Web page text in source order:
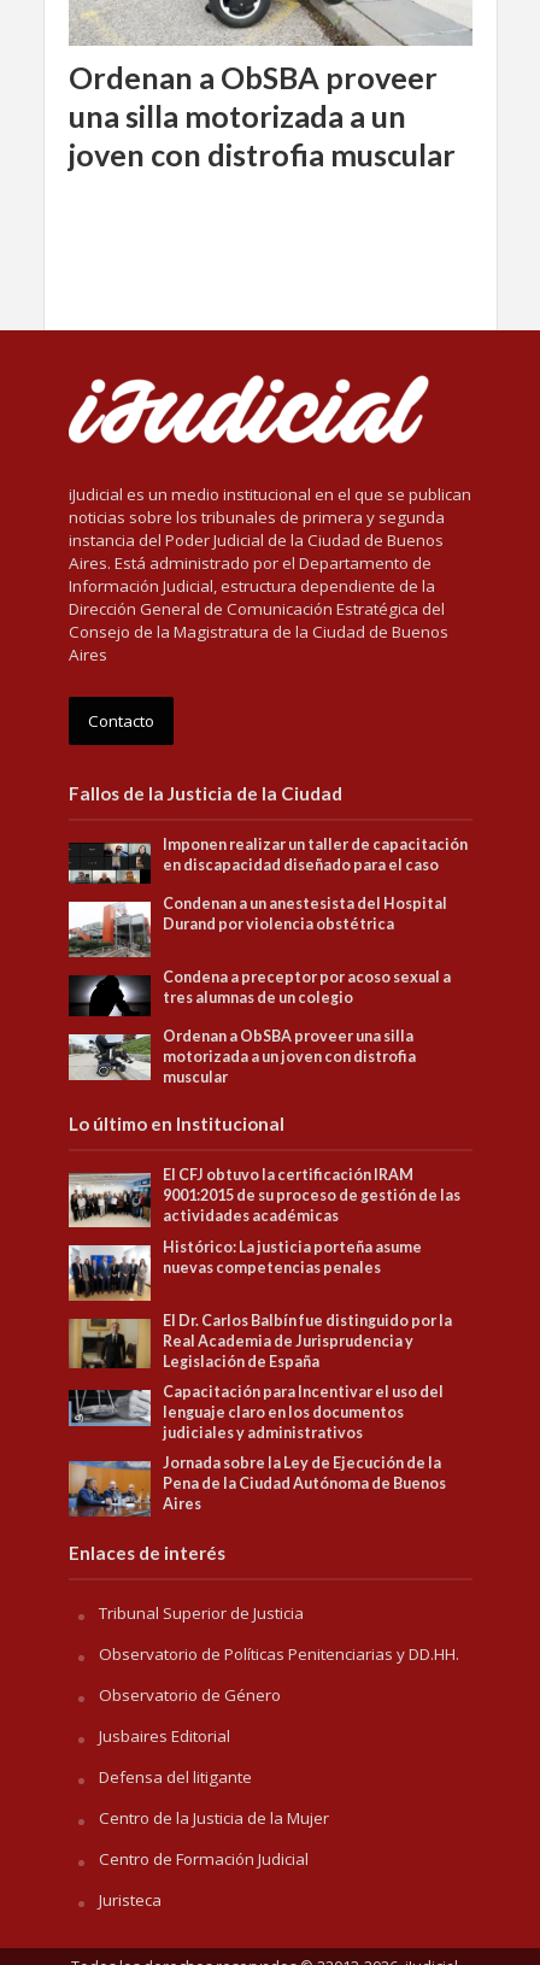
Ordenan a ObSBA proveer
una silla motorizada a un
joven con distrofia muscular
iJudicial es un medio institucional en el que se publican
noticias sobre los tribunales de primera y segunda
instancia del Poder Judicial de la Ciudad de Buenos
Aires. Está administrado por el Departamento de
Información Judicial, estructura dependiente de la
Dirección General de Comunicación Estratégica del
Consejo de la Magistratura de la Ciudad de Buenos
Aires
Contacto
Fallos de la Justicia de la Ciudad
Imponen realizar un taller de capacitación
en discapacidad diseñado para el caso
Condenan a un anestesista del Hospital
Durand por violencia obstétrica
Condena a preceptor por acoso sexual a
tres alumnas de un colegio
Ordenan a ObSBA proveer una silla
motorizada a un joven con distrofia
muscular
Lo último en Institucional
El CFJ obtuvo la certificación IRAM
9001:2015 de su proceso de gestión de las
actividades académicas
Histórico: La justicia porteña asume
nuevas competencias penales
El Dr. Carlos Balbín fue distinguido por la
Real Academia de Jurisprudencia y
Legislación de España
Capacitación para Incentivar el uso del
lenguaje claro en los documentos
judiciales y administrativos
Jornada sobre la Ley de Ejecución de la
Pena de la Ciudad Autónoma de Buenos
Aires
Enlaces de interés
Tribunal Superior de Justicia
Observatorio de Políticas Penitenciarias y DD.HH.
Observatorio de Género
Jusbaires Editorial
Defensa del litigante
Centro de la Justicia de la Mujer
Centro de Formación Judicial
Juristeca